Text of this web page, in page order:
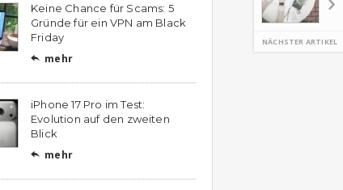
NÄCHSTER ARTIKEL
Keine Chance für Scams: 5
Gründe für ein VPN am Black
Friday
 mehr
iPhone 17 Pro im Test:
Evolution auf den zweiten
Blick
 mehr